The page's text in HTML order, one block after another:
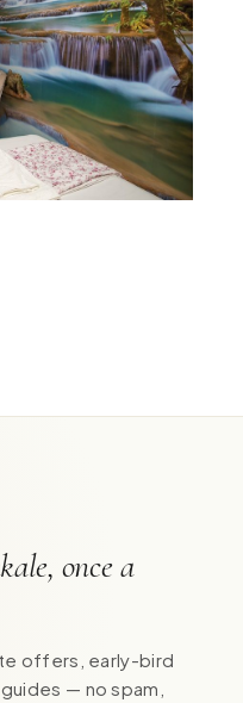
once a
offers, early-bird
— no spam,